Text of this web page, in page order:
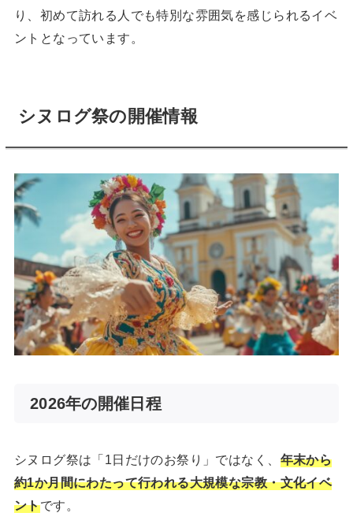
り、初めて訪れる人でも特別な雰囲気を感じられるイベ
ントとなっています。
シヌログ祭の開催情報
2026年の開催日程
シヌログ祭は「1日だけのお祭り」ではなく、 年末から
約1か月間にわたって行われる大規模な宗教・文化イベ
ントです。